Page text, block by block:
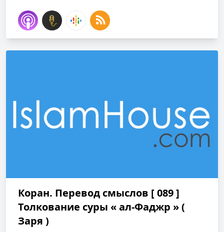
Коран. Перевод смыслов [ 089 ]
Толкование cуры « ал-Фаджр » (
Заря )